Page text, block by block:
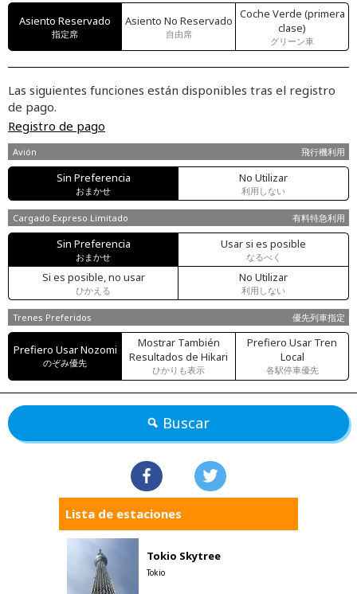
Asiento Reservado
指定席
Asiento No Reservado
自由席
Coche Verde (primera
clase)
グリーン車
Las siguientes funciones están disponibles tras el registro
de pago.
Registro de pago
Avión 飛行機利用
Sin Preferencia
おまかせ
No Utilizar
利用しない
Cargado Expreso Limitado 有料特急利用
Sin Preferencia
おまかせ
Usar si es posible
なるべく
Si es posible, no usar
ひかえる
No Utilizar
利用しない
Trenes Preferidos 優先列車指定
Prefiero Usar Nozomi
のぞみ優先
Mostrar También
Resultados de Hikari
ひかりも表示
Prefiero Usar Tren
Local
各駅停車優先
Buscar
Lista de estaciones
Tokio Skytree
Tokio